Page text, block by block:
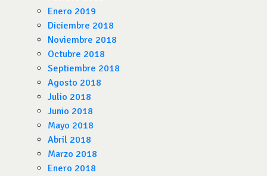
Enero 2019
Diciembre 2018
Noviembre 2018
Octubre 2018
Septiembre 2018
Agosto 2018
Julio 2018
Junio 2018
Mayo 2018
Abril 2018
Marzo 2018
Enero 2018